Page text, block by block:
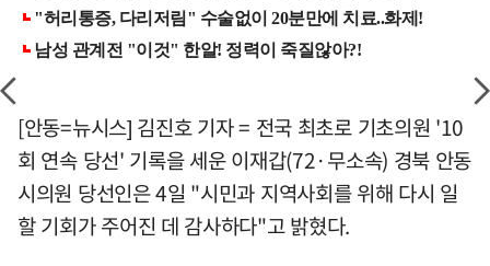
[안동=뉴시스] 김진호 기자 = 전국 최초로 기초의원 '10
회 연속 당선' 기록을 세운 이재갑(72·무소속) 경북 안동
시의원 당선인은 4일 "시민과 지역사회를 위해 다시 일
할 기회가 주어진 데 감사하다"고 밝혔다.